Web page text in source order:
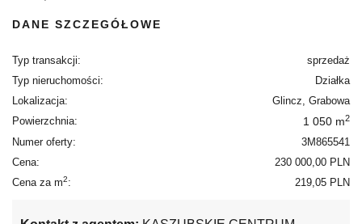
DANE SZCZEGÓŁOWE
Typ transakcji:
sprzedaż
Typ nieruchomości:
Działka
Lokalizacja:
Glincz, Grabowa
Powierzchnia:
1 050 m2
Numer oferty:
3M865541
Cena:
230 000,00 PLN
Cena za m2: 219,05 PLN